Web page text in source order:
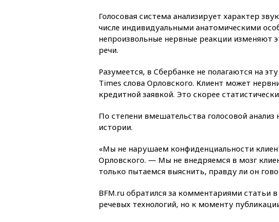
Голосовая система анализирует характер
числе индивидуальными анатомическими
непроизвольные нервные реакции изменяют
речи.
Разумеется, в Сбербанке не полагаются на
Times слова Орловского. Клиент может
кредитной заявкой. Это скорее
По степени вмешательства голосовой
истории.
«Мы не нарушаем конфиденциальности
Орловского. — Мы не внедряемся в мозг
только пытаемся выяснить, правду ли он
BFM.ru обратился за комментариями статьи
речевых технологий, но к моменту